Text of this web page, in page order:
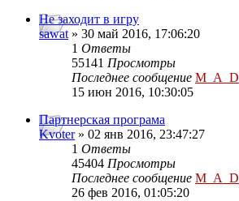
Не заходит в игру
sawat » 30 май 2016, 17:06:20
1 Ответы
55141 Просмотры
Последнее сообщение M_A_D
15 июн 2016, 10:30:05
Партнерская програма
Kvoter» 02 янв 2016, 23:47:27
1 Ответы
45404 Просмотры
Последнее сообщение M_A_D
26 фев 2016, 01:05:20